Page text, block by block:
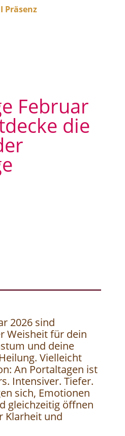
Präsenz
Februar
die
2026 sind
Weisheit für dein
und deine
Vielleicht
An Portaltagen ist
Intensiver. Tiefer.
sich, Emotionen
gleichzeitig öffnen
Klarheit und